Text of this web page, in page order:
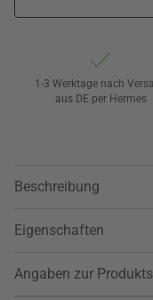
1-3 Werktage nach
aus DE per Hermes
Beschreibung
Eigenschaften
Angaben zur